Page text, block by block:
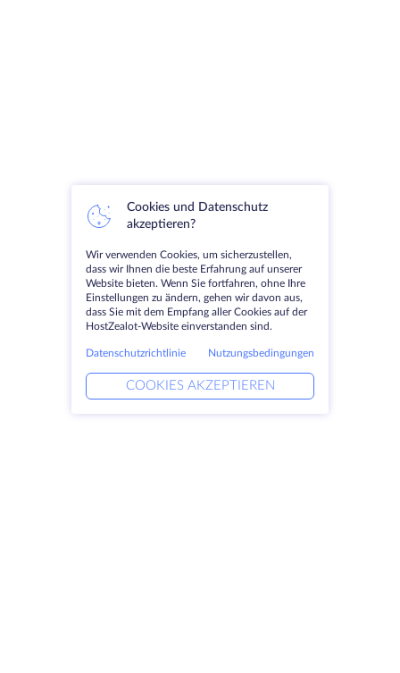
Cookies und Datenschutz
akzeptieren?
Wir verwenden Cookies, um sicherzustellen,
dass wir Ihnen die beste Erfahrung auf unserer
Website bieten. Wenn Sie fortfahren, ohne Ihre
Einstellungen zu ändern, gehen wir davon aus,
dass Sie mit dem Empfang aller Cookies auf der
HostZealot-Website einverstanden sind.
Datenschutzrichtlinie Nutzungsbedingungen
COOKIES AKZEPTIEREN